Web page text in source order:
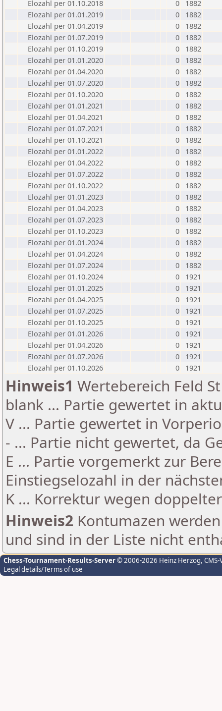
Elozahl per 01.10.2018
0
1882
Elozahl per 01.01.2019
0
1882
Elozahl per 01.04.2019
0
1882
Elozahl per 01.07.2019
0
1882
Elozahl per 01.10.2019
0
1882
Elozahl per 01.01.2020
0
1882
Elozahl per 01.04.2020
0
1882
Elozahl per 01.07.2020
0
1882
Elozahl per 01.10.2020
0
1882
Elozahl per 01.01.2021
0
1882
Elozahl per 01.04.2021
0
1882
Elozahl per 01.07.2021
0
1882
Elozahl per 01.10.2021
0
1882
Elozahl per 01.01.2022
0
1882
Elozahl per 01.04.2022
0
1882
Elozahl per 01.07.2022
0
1882
Elozahl per 01.10.2022
0
1882
Elozahl per 01.01.2023
0
1882
Elozahl per 01.04.2023
0
1882
Elozahl per 01.07.2023
0
1882
Elozahl per 01.10.2023
0
1882
Elozahl per 01.01.2024
0
1882
Elozahl per 01.04.2024
0
1882
Elozahl per 01.07.2024
0
1882
Elozahl per 01.10.2024
0
1921
Elozahl per 01.01.2025
0
1921
Elozahl per 01.04.2025
0
1921
Elozahl per 01.07.2025
0
1921
Elozahl per 01.10.2025
0
1921
Elozahl per 01.01.2026
0
1921
Elozahl per 01.04.2026
0
1921
Elozahl per 01.07.2026
0
1921
Elozahl per 01.10.2026
0 1921
Hinweis1 Wertebereich Feld
blank ... Partie gewertet in
V ... Partie gewertet in
- ... Partie nicht gewertet, da
E ... Partie vorgemerkt zur
Einstiegselozahl in der
K ... Korrektur wegen
Hinweis2 Kontumazen
und sind in der Liste nicht
Chess-Tournament-Results-Server© 2006-2026 Heinz Herzog,
Legal details/Terms of use